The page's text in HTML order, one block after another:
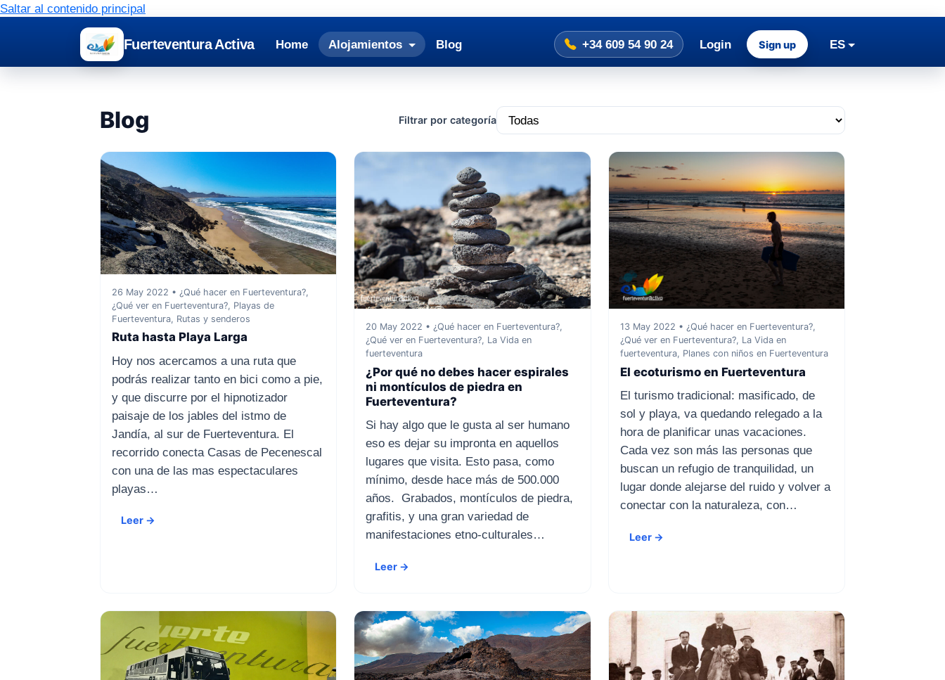
Saltar al contenido principal
Fuerteventura Activa Home Alojamientos Blog +34 609 54 90 24 Login Sign up ES
Blog Filtrar por categoría
26 May 2022 • ¿Qué hacer en Fuerteventura?,
¿Qué ver en Fuerteventura?, Playas de
Fuerteventura, Rutas y senderos
Ruta hasta Playa Larga
Hoy nos acercamos a una ruta que
podrás realizar tanto en bici como a pie,
y que discurre por el hipnotizador
paisaje de los jables del istmo de
Jandía, al sur de Fuerteventura. El
recorrido conecta Casas de Pecenescal
con una de las mas espectaculares
playas…
Leer →
20 May 2022 • ¿Qué hacer en Fuerteventura?,
¿Qué ver en Fuerteventura?, La Vida en
fuerteventura
¿Por qué no debes hacer espirales
ni montículos de piedra en
Fuerteventura?
Si hay algo que le gusta al ser humano
eso es dejar su impronta en aquellos
lugares que visita. Esto pasa, como
mínimo, desde hace más de 500.000
años. Grabados, montículos de piedra,
grafitis, y una gran variedad de
manifestaciones etno-culturales…
Leer →
13 May 2022 • ¿Qué hacer en Fuerteventura?,
¿Qué ver en Fuerteventura?, La Vida en
fuerteventura, Planes con niños en Fuerteventura
El ecoturismo en Fuerteventura
El turismo tradicional: masificado, de
sol y playa, va quedando relegado a la
hora de planificar unas vacaciones.
Cada vez son más las personas que
buscan un refugio de tranquilidad, un
lugar donde alejarse del ruido y volver a
conectar con la naturaleza, con…
Leer →